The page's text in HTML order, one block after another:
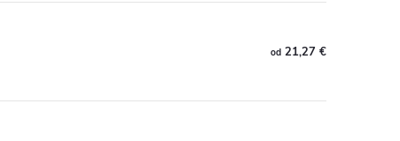
od 21,27 €